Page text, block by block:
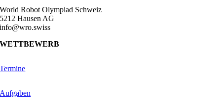
World Robot Olympiad Schweiz
5212 Hausen AG
info@wro.swiss
WETTBEWERB
Termine
Aufgaben